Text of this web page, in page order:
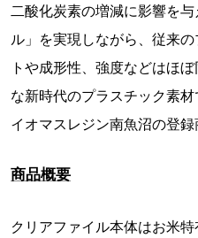
二酸化炭素の増減に影響を
ル」を実現しながら、従来
トや成形性、強度などはほ
な新時代のプラスチック素
イオマスレジン南魚沼の登録
商品概要
クリアファイル本体はお米